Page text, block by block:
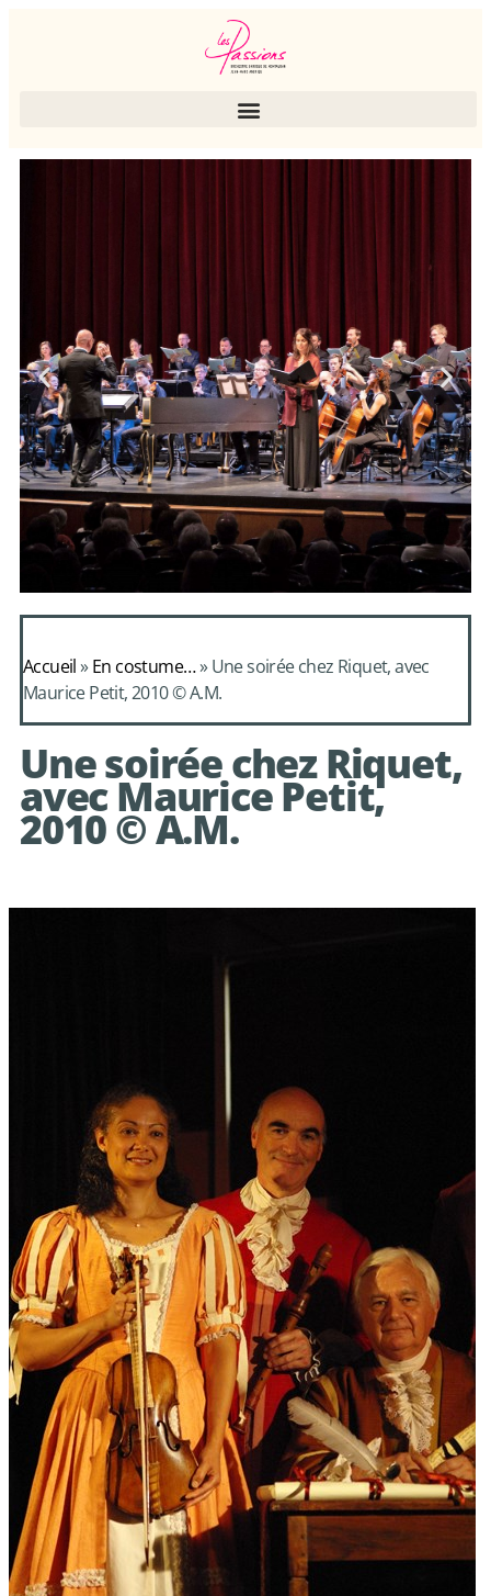
Alcimadure de
Mondonville
avec le choeur de
chambre Les Eléments
Accueil»En costume…»Une soirée chez Riquet, avec
Maurice Petit, 2010 © A.M.
Une soirée chez Riquet,
avec Maurice Petit,
2010 © A.M.